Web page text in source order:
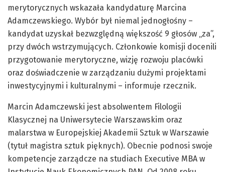
merytorycznych wskazała kandydaturę Marcina
Adamczewskiego. Wybór był niemal jednogłośny –
kandydat uzyskał bezwzględną większość 9 głosów „za”,
przy dwóch wstrzymujących. Członkowie komisji docenili
przygotowanie merytoryczne, wizję rozwoju placówki
oraz doświadczenie w zarządzaniu dużymi projektami
inwestycyjnymi i kulturalnymi – informuje rzecznik.
Marcin Adamczewski jest absolwentem Filologii
Klasycznej na Uniwersytecie Warszawskim oraz
malarstwa w Europejskiej Akademii Sztuk w Warszawie
(tytuł magistra sztuk pięknych). Obecnie podnosi swoje
kompetencje zarządcze na studiach Executive MBA w